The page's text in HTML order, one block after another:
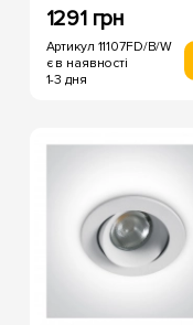
1291 грн
Артикул 11107FD/B/W
є в наявності
1-3 дня